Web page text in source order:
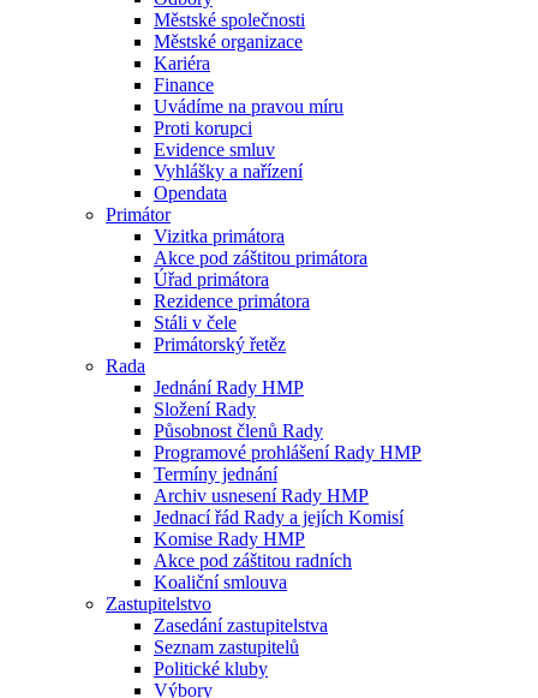
Městské společnosti
Městské organizace
Kariéra
Finance
Uvádíme na pravou míru
Proti korupci
Evidence smluv
Vyhlášky a nařízení
Opendata
Primátor
Vizitka primátora
Akce pod záštitou primátora
Úřad primátora
Rezidence primátora
Stáli v čele
Primátorský řetěz
Rada
Jednání Rady HMP
Složení Rady
Působnost členů Rady
Programové prohlášení Rady HMP
Termíny jednání
Archiv usnesení Rady HMP
Jednací řád Rady a jejích Komisí
Komise Rady HMP
Akce pod záštitou radních
Koaliční smlouva
Zastupitelstvo
Zasedání zastupitelstva
Seznam zastupitelů
Politické kluby
Výbory